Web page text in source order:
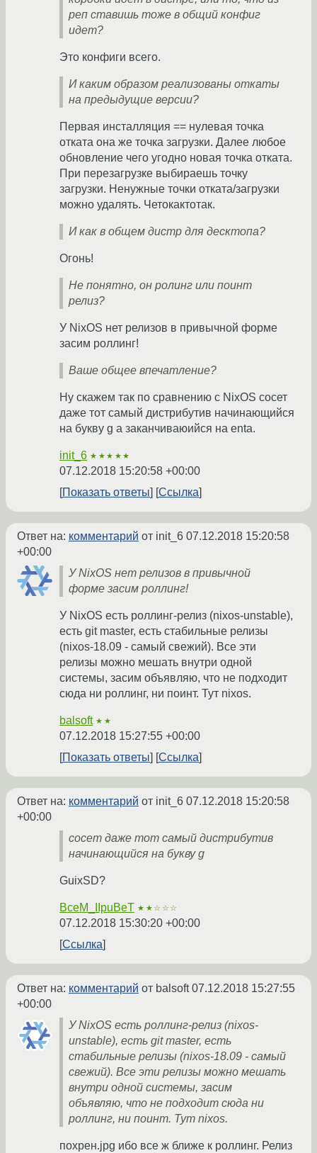
реп ставишь тоже в общий конфиг
идет?
Это конфиги всего.
И каким образом реализованы откаты
на предыдущие версии?
Первая инсталляция == нулевая точка
отката она же точка загрузки. Далее любое
обновление чего угодно новая точка отката.
При перезагрузке выбираешь точку
загрузки. Ненужные точки отката/загрузки
можно удалять. Четокактотак.
И как в общем дистр для десктопа?
Огонь!
Не понятно, он ролинг или поинт
релиз?
У NixOS нет релизов в привычной форме
засим роллинг!
Ваше общее впечатление?
Ну скажем так по сравнению с NixOS сосет
даже тот самый дистрибутив начинающийся
на букву g а заканчиваюийся на enta.
init_6 ★★★★★
07.12.2018 15:20:58 +00:00
Показать ответы
Ссылка
Ответ на: комментарий от init_6 07.12.2018 15:20:58
+00:00
У NixOS нет релизов в привычной
форме засим роллинг!
У NixOS есть роллинг-релиз (nixos-unstable),
есть git master, есть стабильные релизы
(nixos-18.09 - самый свежий). Все эти
релизы можно мешать внутри одной
системы, засим объявляю, что не подходит
сюда ни роллинг, ни поинт. Тут nixos.
balsoft ★★
07.12.2018 15:27:55 +00:00
Показать ответы
Ссылка
Ответ на: комментарий от init_6 07.12.2018 15:20:58
+00:00
сосет даже тот самый дистрибутив
начинающийся на букву g
GuixSD?
BceM_IIpuBeT ★★☆☆☆
07.12.2018 15:30:20 +00:00
Ссылка
Ответ на: комментарий от balsoft07.12.2018 15:27:55
+00:00
У NixOS есть роллинг-релиз (nixos-
unstable), есть git master, есть
стабильные релизы (nixos-18.09 - самый
свежий). Все эти релизы можно мешать
внутри одной системы, засим
объявляю, что не подходит сюда ни
роллинг, ни поинт. Тут nixos.
похрен.jpg ибо все ж ближе к роллинг. Релиз